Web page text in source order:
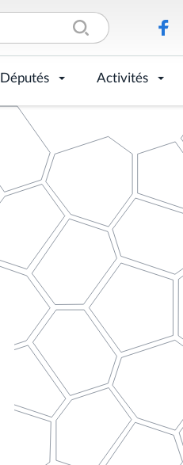
Députés Activités